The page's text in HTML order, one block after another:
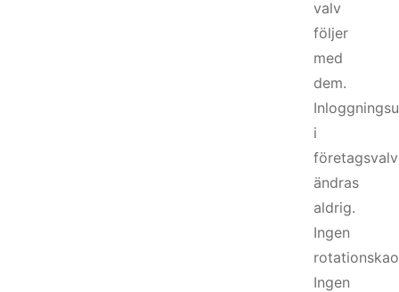
valv
följer
med
dem.
i
ändras
aldrig.
Ingen
Ingen